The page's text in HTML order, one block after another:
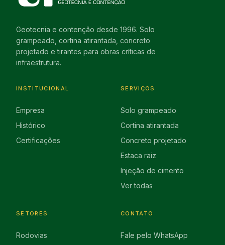
Geotecnia e contenção desde 1996. Solo
grampeado, cortina atirantada, concreto
projetado e tirantes para obras críticas de
infraestrutura.
INSTITUCIONAL
Empresa
Histórico
Certificações
SERVIÇOS
Solo grampeado
Cortina atirantada
Concreto projetado
Estaca raiz
Injeção de cimento
Ver todas
SETORES
Rodovias
CONTATO
Fale pelo WhatsApp